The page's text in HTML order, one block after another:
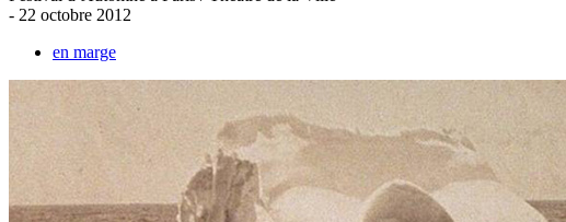
- 22 octobre 2012
en marge